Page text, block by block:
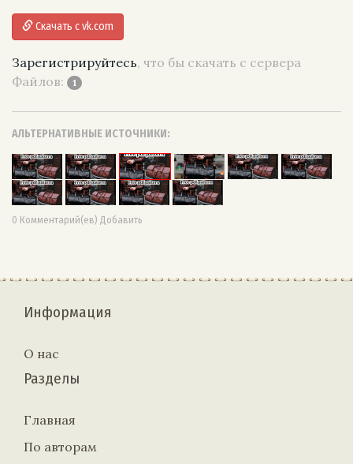
Скачать с vk.com
Зарегистрируйтесь, что бы скачать с сервера
Файлов:
1
АЛЬТЕРНАТИВНЫЕ ИСТОЧНИКИ:
0 Комментарий(ев) Добавить
Информация
О нас
Разделы
Главная
По авторам